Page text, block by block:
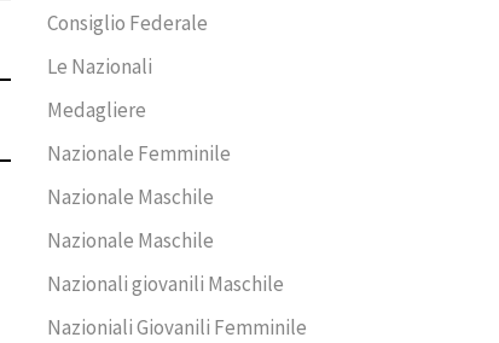
Consiglio Federale
Le Nazionali
Medagliere
Nazionale Femminile
Nazionale Maschile
Nazionale Maschile
Nazionali giovanili Maschile
Nazioniali Giovanili Femminile